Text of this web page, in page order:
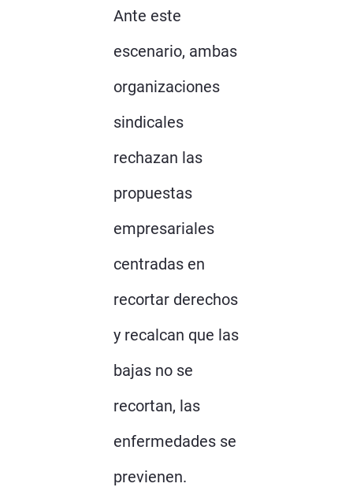
Ante este
escenario, ambas
organizaciones
sindicales
rechazan las
propuestas
empresariales
centradas en
recortar derechos
y recalcan que las
bajas no se
recortan, las
enfermedades se
previenen.